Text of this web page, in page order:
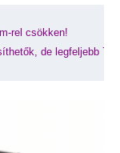
rel csökken!
de legfeljebb